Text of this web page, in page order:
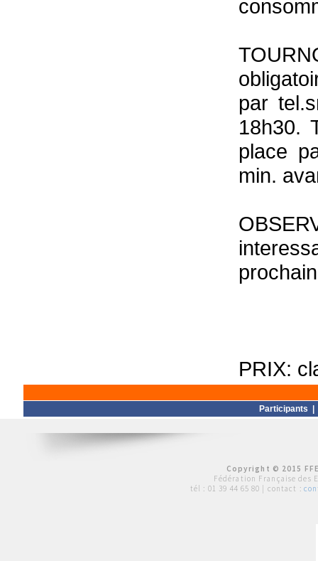
par
18h30.
place
min.
PRIX:
Participants
Copyright © 2015
Fédération Française des
tél : 01 39 44 65 80 | contact :